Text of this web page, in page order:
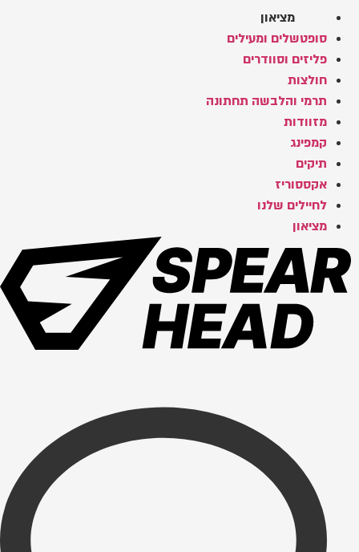
מציאון
סופטשלים ומעילים
פליזים וסוודרים
חולצות
תרמי והלבשה תחתונה
מזוודות
קמפינג
תיקים
אקססוריז
לחיילים שלנו
מציאון